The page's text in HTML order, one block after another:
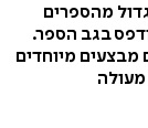
מהספרים
בגב הספר.
מבצעים מיוחדים
מעולה